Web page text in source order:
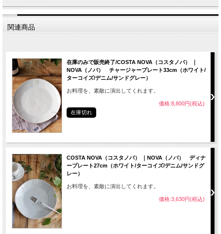
関連商品
在庫のみで販売終了/COSTA NOVA（コスタノバ） ｜
NOVA（ノバ） チャージャープレート33cm（ホワイト/
ターコイズ/デニム/サンドグレー）
お料理を、素敵に演出してくれます。
価格:8,800円(税込)
在庫切れ
COSTA NOVA（コスタノバ） ｜NOVA（ノバ） ディナ
ープレート27cm（ホワイト/ターコイズ/デニム/サンドグ
レー）
お料理を、素敵に演出してくれます。
価格:3,630円(税込)